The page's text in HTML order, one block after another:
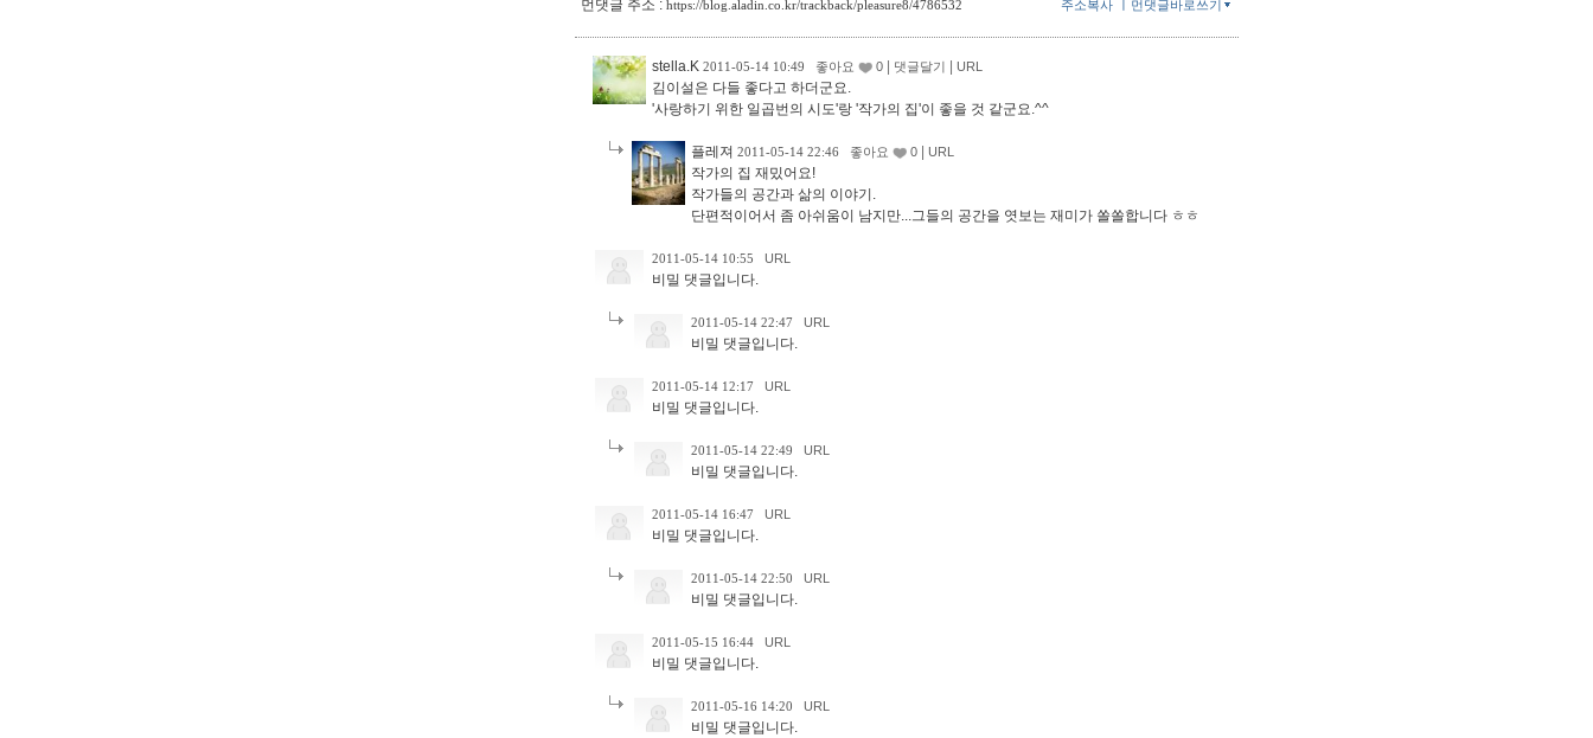
먼댓글 주소 : https://blog.aladin.co.kr/trackback/pleasure8/4786532 먼댓글바로쓰기
주소복사
stella.K 2011-05-14 10:49 좋아요 0 댓글달기 URL
김이설은 다들 좋다고 하더군요.
'사랑하기 위한 일곱번의 시도'랑 '작가의 집'이 좋을 것 같군요.^^
플레져 2011-05-14 22:46 좋아요 0 URL
작가의 집 재밌어요!
작가들의 공간과 삶의 이야기.
단편적이어서 좀 아쉬움이 남지만...그들의 공간을 엿보는 재미가 쏠쏠합니다 ㅎㅎ
2011-05-14 10:55 URL
비밀 댓글입니다.
2011-05-14 22:47 URL
비밀 댓글입니다.
2011-05-14 12:17 URL
비밀 댓글입니다.
2011-05-14 22:49 URL
비밀 댓글입니다.
2011-05-14 16:47 URL
비밀 댓글입니다.
2011-05-14 22:50 URL
비밀 댓글입니다.
2011-05-15 16:44 URL
비밀 댓글입니다.
2011-05-16 14:20 URL
비밀 댓글입니다.